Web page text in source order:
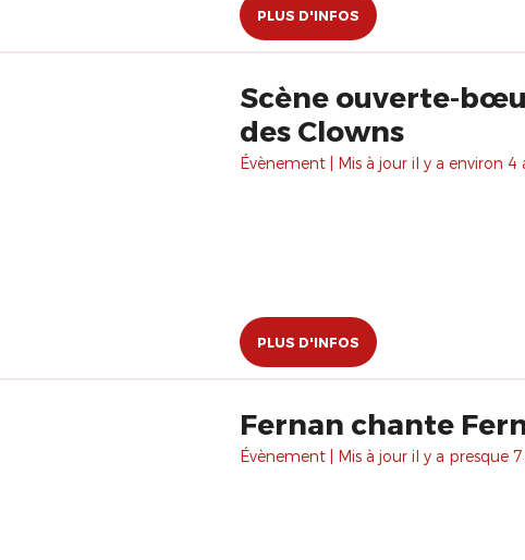
PLUS D'INFOS
Scène ouverte-
des Clowns
Évènement | Mis à jour il y a environ 4
PLUS D'INFOS
Fernan chante
Évènement | Mis à jour il y a presque 7